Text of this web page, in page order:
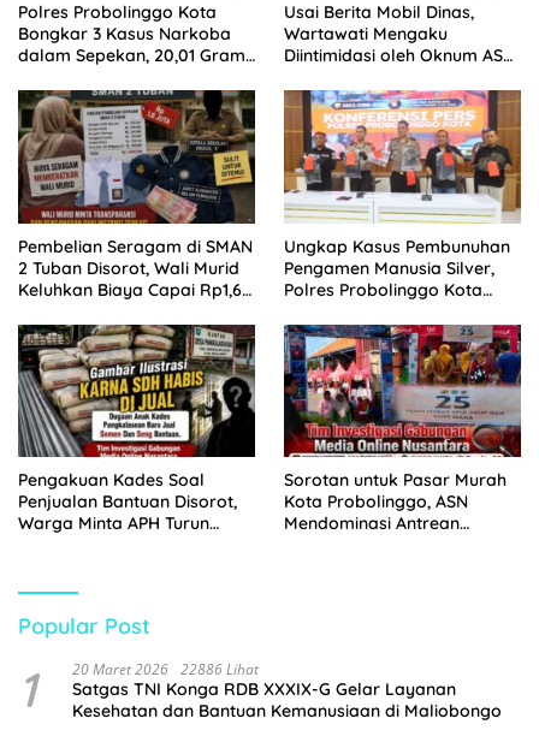
Polres Probolinggo Kota
Bongkar 3 Kasus Narkoba
dalam Sepekan, 20,01 Gram
Usai Berita Mobil Dinas,
Wartawati Mengaku
Diintimidasi oleh Oknum ASN
Tempuh Jalur Hukum
Pembelian Seragam di SMAN
2 Tuban Disorot, Wali Murid
Keluhkan Biaya Capai Rp1,6
Ungkap Kasus Pembunuhan
Pengamen Manusia Silver,
Polres Probolinggo Kota
Pengakuan Kades Soal
Penjualan Bantuan Disorot,
Warga Minta APH Turun
Sorotan untuk Pasar Murah
Kota Probolinggo, ASN
Mendominasi Antrean
Popular Post
1 20 Maret 2026 22886 Lihat
Satgas TNI Konga RDB XXXIX-G Gelar Layanan
Kesehatan dan Bantuan Kemanusiaan di Maliobongo